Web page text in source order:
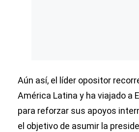
Aún así, el líder opositor
América Latina y ha viajado a
para reforzar sus apoyos
el objetivo de asumir la